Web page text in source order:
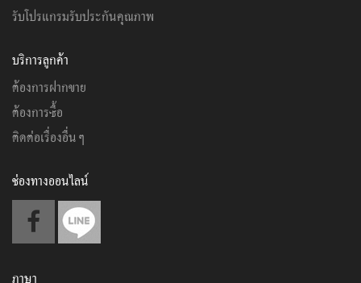
รับโปรแกรมรับประกันคุณภาพ
บริการลูกค้า
ต้องการฝากขาย
ต้องการซื้อ
ติดต่อเรื่องอื่นๆ
ช่องทางออนไลน์